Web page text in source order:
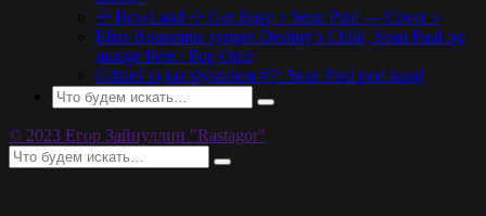
☩ BowLand ☩ Get Busy ♪ Sean Paul — Cover ♪
Elias Boussnina synger Destiny’s Child, Sean Paul og
mange flere / Pop Quiz
Gdzieś to już słyszałem #7: Sean Paul pod lupą!
© 2023 Егор Зайнуллин "Rastagor"